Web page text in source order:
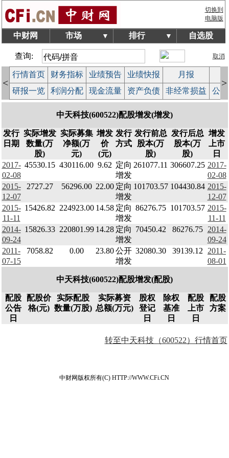
切换到
电脑版
中财网 市场 ▼ 排行 ▼ 自选股
查询: 取消
<
行情首页 财务指标 业绩预告 业绩快报 月报
研报一览
利润分配 现金流量 资产负债 非经常损益 公
>
中天科技(600522)配股增发(增发)
发行
日期
实际增发
数量(万
股)
实际募集
净额(万
元)
增发
价
(元)
发行
方式
发行前总
股本(万
股)
发行后总
股本(万
股)
增发
上市
日
2017-
02-08
45530.15 430116.00 9.62 定向
增发
261077.11 306607.25 2017-
02-08
2015-
12-07
2727.27 56296.00 22.00 定向
增发
101703.57 104430.84 2015-
12-07
2015-
11-11
15426.82 224923.00 14.58 定向
增发
86276.75 101703.57 2015-
11-11
2014-
09-24
15826.33 220801.99 14.28 定向
增发
70450.42 86276.75
2014-
09-24
2011-
07-15
7058.82 0.00 23.80公开
增发
32080.30 39139.12
2011-
08-01
中天科技(600522)配股增发(配股)
配股
公告
日
配股价
格(元)
实际配股
数量(万股)
实际募资
总额(万元)
股权
登记
日
除权
基准
日
配股
上市
日
配股
方案
转至中天科技（600522）行情首页
中财网版权所有(C) HTTP://WWW.CFi.CN